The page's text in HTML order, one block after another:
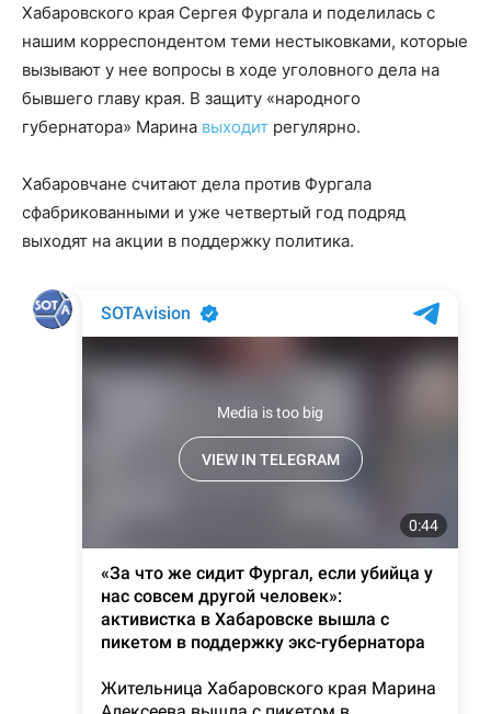
Хабаровского края Сергея Фургала и поделилась с
нашим корреспондентом теми нестыковками, которые
вызывают у нее вопросы в ходе уголовного дела на
бывшего главу края. В защиту «народного
губернатора» Марина выходит регулярно.
Хабаровчане считают дела против Фургала
сфабрикованными и уже четвертый год подряд
выходят на акции в поддержку политика.